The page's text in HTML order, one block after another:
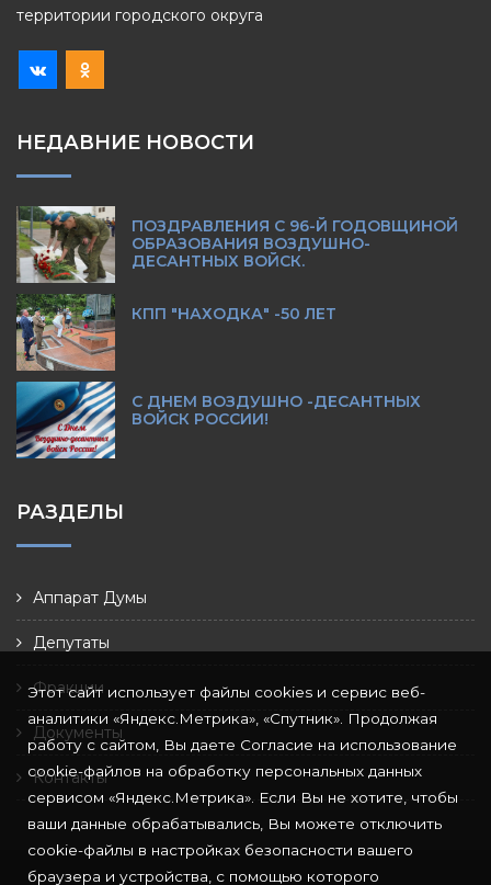
территории городского округа
НЕДАВНИЕ НОВОСТИ
ПОЗДРАВЛЕНИЯ С 96-Й ГОДОВЩИНОЙ
ОБРАЗОВАНИЯ ВОЗДУШНО-
ДЕСАНТНЫХ ВОЙСК.
КПП "НАХОДКА" -50 ЛЕТ
С ДНЕМ ВОЗДУШНО -ДЕСАНТНЫХ
ВОЙСК РОССИИ!
РАЗДЕЛЫ
Аппарат Думы
Депутаты
Фракции
Документы
Контакты
Этот сайт использует файлы cookies и сервис веб-
аналитики «Яндекс.Метрика», «Спутник». Продолжая
работу с сайтом, Вы даете Согласие на использование
cookie-файлов на обработку персональных данных
сервисом «Яндекс.Метрика». Если Вы не хотите, чтобы
ваши данные обрабатывались, Вы можете отключить
cookie-файлы в настройках безопасности вашего
браузера и устройства, с помощью которого